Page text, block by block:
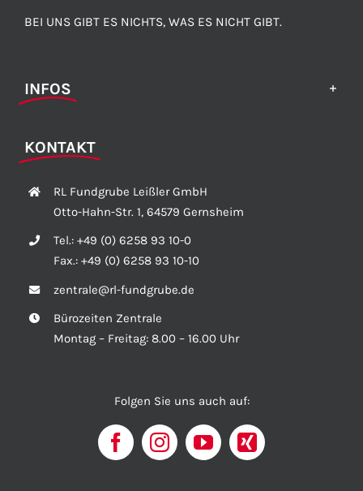
BEI UNS GIBT ES NICHTS, WAS ES NICHT GIBT.
Folgen Sie uns auch auf:
INFOS
KONTAKT
RL Fundgrube Leißler GmbH
Otto-Hahn-Str. 1, 64579 Gernsheim
Tel.: +49 (0) 6258 93 10-0
Fax.: +49 (0) 6258 93 10-10
zentrale@rl-fundgrube.de
Bürozeiten Zentrale
Montag – Freitag: 8.00 – 16.00 Uhr